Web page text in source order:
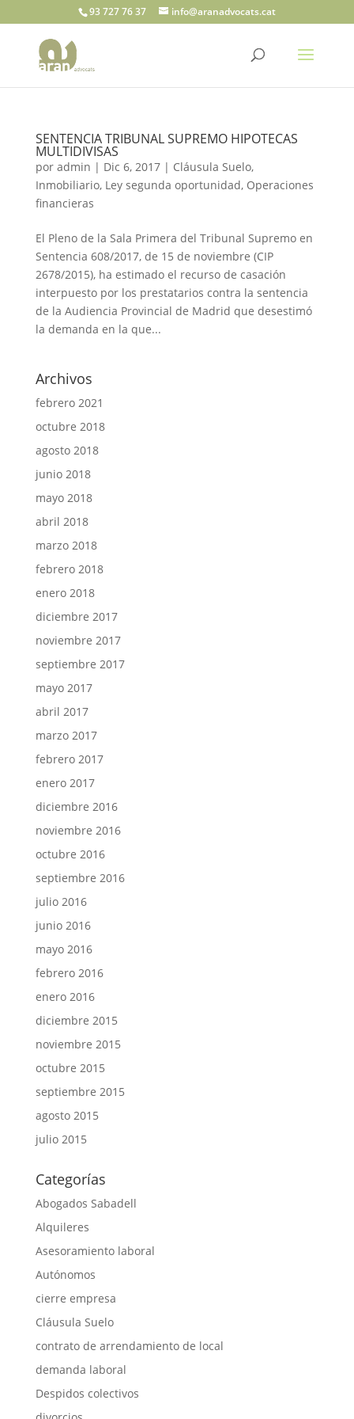
93 727 76 37 info@aranadvocats.cat
SENTENCIA TRIBUNAL SUPREMO HIPOTECAS
MULTIDIVISAS
por admin | Dic 6, 2017| Cláusula Suelo,
Inmobiliario, Ley segunda oportunidad, Operaciones
financieras
El Pleno de la Sala Primera del Tribunal Supremo en
Sentencia 608/2017, de 15 de noviembre (CIP
2678/2015), ha estimado el recurso de casación
interpuesto por los prestatarios contra la sentencia
de la Audiencia Provincial de Madrid que desestimó
la demanda en la que...
Archivos
febrero 2021
octubre 2018
agosto 2018
junio 2018
mayo 2018
abril 2018
marzo 2018
febrero 2018
enero 2018
diciembre 2017
noviembre 2017
septiembre 2017
mayo 2017
abril 2017
marzo 2017
febrero 2017
enero 2017
diciembre 2016
noviembre 2016
octubre 2016
septiembre 2016
julio 2016
junio 2016
mayo 2016
febrero 2016
enero 2016
diciembre 2015
noviembre 2015
octubre 2015
septiembre 2015
agosto 2015
julio 2015
Categorías
Abogados Sabadell
Alquileres
Asesoramiento laboral
Autónomos
cierre empresa
Cláusula Suelo
contrato de arrendamiento de local
demanda laboral
Despidos colectivos